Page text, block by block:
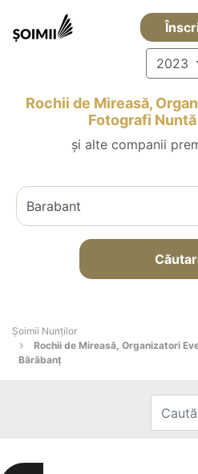
2023
Rochii de Mireasă,
Fotografi
și alte companii
Șoimii Nunților
Rochii de Mireasă, Organizatori
Bărăbanţ